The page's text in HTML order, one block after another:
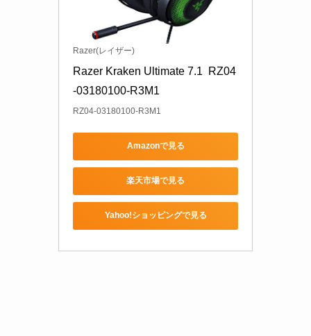
Razer(レイザー)
Razer Kraken Ultimate 7.1  RZ04
-03180100-R3M1
RZ04-03180100-R3M1
Amazonで見る
楽天市場で見る
Yahoo!ショッピングで見る